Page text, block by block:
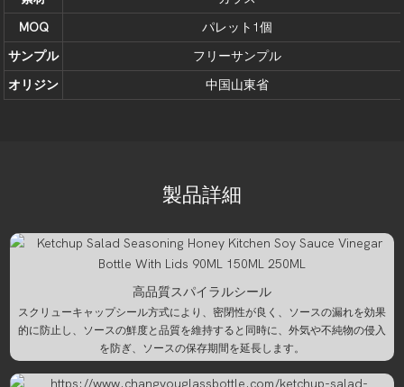
MOQ
パレット1個
サンプル
フリーサンプル
オリジン
中国山東省
製品詳細
高品質スパイラルシール
スクリューキャップシール方式により、密閉性が良く、ソースの漏れを効果
的に防止し、ソースの鮮度と品質を維持すると同時に、外気や不純物の侵入
を防ぎ、ソースの保存期間を延長します。